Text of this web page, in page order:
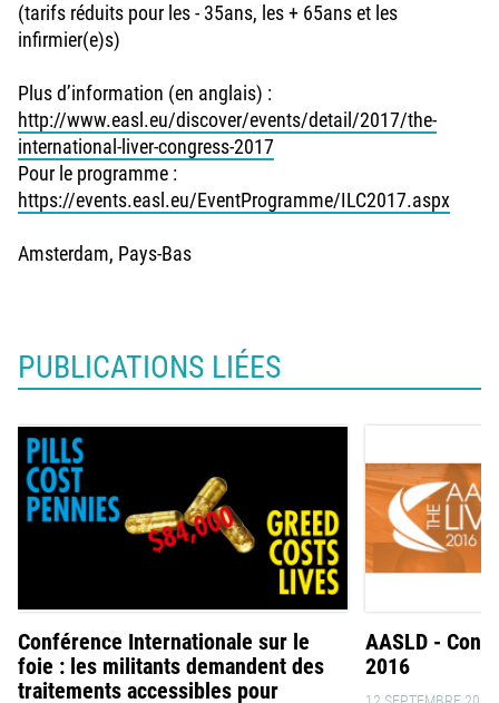
(tarifs réduits pour les - 35ans, les + 65ans et les
infirmier(e)s)
Plus d’information (en anglais) :
http://www.easl.eu/discover/events/detail/2017/the-
international-liver-congress-2017
Pour le programme :
https://events.easl.eu/EventProgramme/ILC2017.aspx
Amsterdam, Pays-Bas
PUBLICATIONS LIÉES
Conférence Internationale sur le
foie : les militants demandent des
traitements accessibles pour
AASLD -
2016